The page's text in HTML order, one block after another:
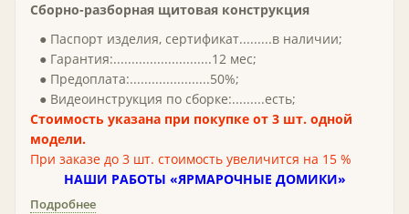
Сборно-разборная щитовая конструкция
● Паспорт изделия, сертификат.........в наличии;
● Гарантия:...........................12 мес;
● Предоплата:......................50%;
● Видеоинструкция по сборке:.........есть;
Стоимость указана при покупке от 3 шт. одной
модели.
При заказе до 3 шт. стоимость увеличится на 15 %
НАШИ РАБОТЫ «ЯРМАРОЧНЫЕ ДОМИКИ»
Подробнее